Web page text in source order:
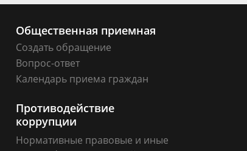
Общественная приемная
Создать обращение
Вопрос-ответ
Календарь приема граждан
Противодействие
коррупции
Нормативные правовые и иные